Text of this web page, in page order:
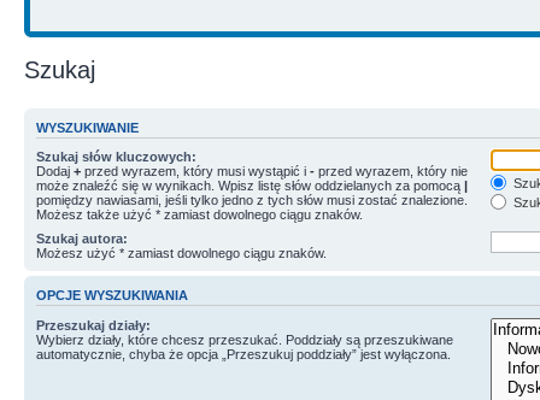
Szukaj
WYSZUKIWANIE
Szukaj słów kluczowych:
Dodaj + przed wyrazem, który musi wystąpić i - przed wyrazem, który nie
może znaleźć się w wynikach. Wpisz listę słów oddzielanych za pomocą |
pomiędzy nawiasami, jeśli tylko jedno z tych słów musi zostać znalezione.
Możesz także użyć * zamiast dowolnego ciągu znaków.
Szukaj autora:
Możesz użyć * zamiast dowolnego ciągu znaków.
OPCJE WYSZUKIWANIA
Przeszukaj działy:
Wybierz działy, które chcesz przeszukać. Poddziały są przeszukiwane
automatycznie, chyba że opcja „Przeszukuj poddziały” jest wyłączona.